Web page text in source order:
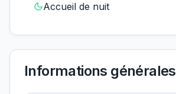
Accueil de nuit
Informations générales